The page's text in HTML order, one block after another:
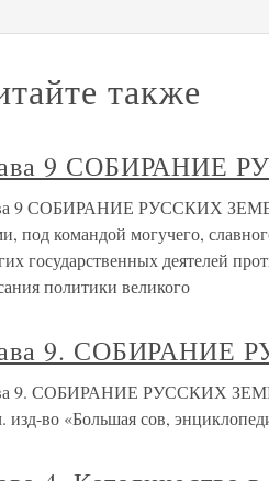
также
9 СОБИРАНИЕ
9 СОБИРАНИЕ РУССКИХ
под командой могучего,
государственных деятелей
политики великого
9. СОБИРАНИЕ
9. СОБИРАНИЕ РУССКИХ
изд-во «Большая сов,